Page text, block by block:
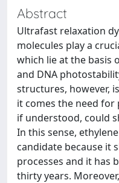
Abstract
Ultrafast relaxation
molecules play a
which lie at the basis
and DNA
structures, however,
it comes the need
if understood, could
In this sense,
candidate because it
processes and it has
thirty years.